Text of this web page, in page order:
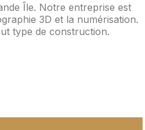
Île. Notre entreprise est
3D et la numérisation.
type de construction.